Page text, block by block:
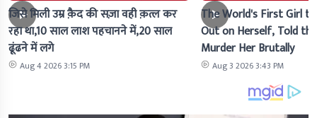
जिसे मिली उम्र क़ैद की सज़ा वही क़त्ल कर
रहा था,10 साल लाश पहचानने में,20 साल
ढूंढने में लगे
Aug 4 2026 3:15 PM
The World's First Girl
Out on Herself, Told
Murder Her Brutally
Aug 3 2026 3:43 PM